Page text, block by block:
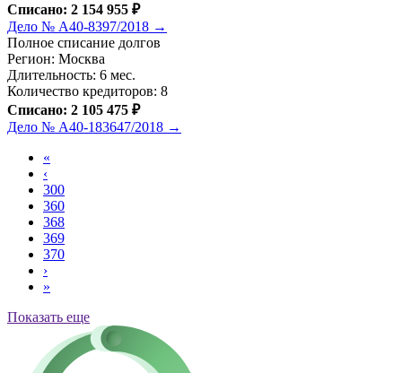
Списано: 2 154 955 ₽
Дело № А40-8397/2018 →
Полное списание долгов
Регион: Москва
Длительность: 6 мес.
Количество кредиторов: 8
Списано: 2 105 475 ₽
Дело № А40-183647/2018 →
«
‹
300
360
368
369
370
›
»
Показать еще